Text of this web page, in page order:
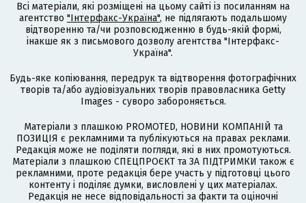
Всі матеріали, які розміщені на цьому сайті із посиланням на
агентство "Інтерфакс-Україна", не підлягають подальшому
відтворенню та/чи розповсюдженню в будь-якій формі,
інакше як з письмового дозволу агентства "Інтерфакс-
Україна".
Будь-яке копіювання, передрук та відтворення фотографічних
творів та/або аудіовізуальних творів правовласника Getty
Images - суворо забороняється.
Матеріали з плашкою PROMOTED, НОВИНИ КОМПАНІЙ та
ПОЗИЦІЯ є рекламними та публікуються на правах реклами.
Редакція може не поділяти погляди, які в них промотуються.
Матеріали з плашкою СПЕЦПРОЄКТ та ЗА ПІДТРИМКИ також є
рекламними, проте редакція бере участь у підготовці цього
контенту і поділяє думки, висловлені у цих матеріалах.
Редакція не несе відповідальності за факти та оціночні